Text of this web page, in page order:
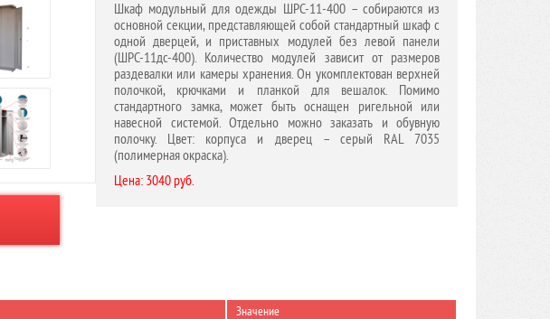
Шкаф модульный для одежды ШРС-11-400 – собираются из
основной секции, представляющей собой стандартный шкаф с
одной дверцей, и приставных модулей без левой панели
(ШРС-11дс-400). Количество модулей зависит от размеров
раздевалки или камеры хранения. Он укомплектован верхней
полочкой, крючками и планкой для вешалок. Помимо
стандартного замка, может быть оснащен ригельной или
навесной системой. Отдельно можно заказать и обувную
полочку. Цвет: корпуса и дверец – серый RAL 7035
(полимерная окраска).
Цена: 3040 руб.
Значение